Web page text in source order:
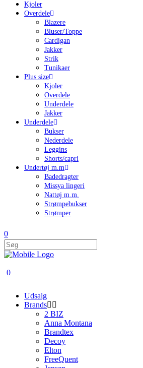
Kjoler
Overdele
Blazere
Bluser/Toppe
Cardigan
Jakker
Strik
Tunikaer
Plus size
Kjoler
Overdele
Underdele
Jakker
Underdele
Bukser
Nederdele
Leggins
Shorts/capri
Undertøj m.m
Badedragter
Missya lingeri
Nattøj m.m.
Strømpebukser
Strømper
0
0
Udsalg
Brands
2 BIZ
Anna Montana
Brandtex
Decoy
Elton
FreeQuent